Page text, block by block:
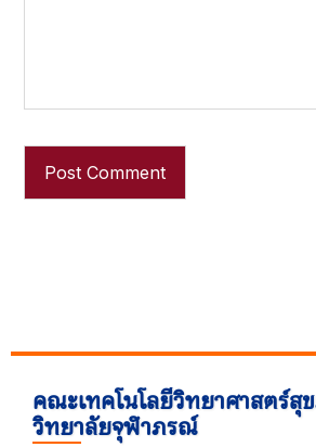
คณะเทคโนโลยีวิทยาศาสตร์สุ
วิทยาลัยจุฬาภรณ์